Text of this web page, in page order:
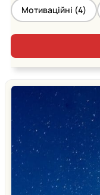
Мотиваційні (4)